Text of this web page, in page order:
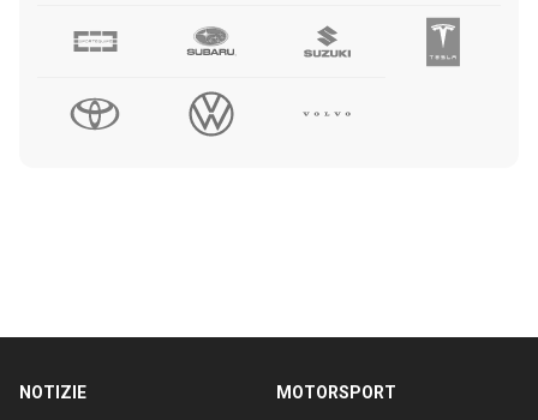
NOTIZIE
MOTORSPORT